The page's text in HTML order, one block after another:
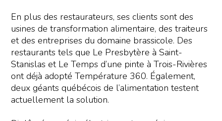
En plus des restaurateurs, ses clients sont des
usines de transformation alimentaire, des traiteurs
et des entreprises du domaine brassicole. Des
restaurants tels que Le Presbytère à Saint-
Stanislas et Le Temps d’une pinte à Trois-Rivières
ont déjà adopté Température 360. Également,
deux géants québécois de l’alimentation testent
actuellement la solution.